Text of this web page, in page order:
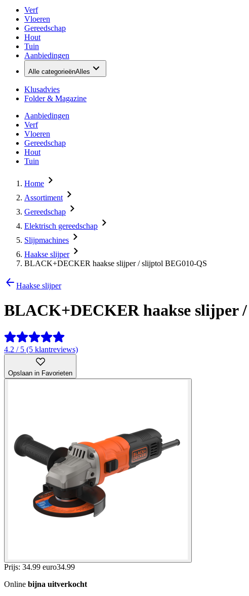
Verf
Vloeren
Gereedschap
Hout
Tuin
Aanbiedingen
Alle categorieënAlles
Klusadvies
Folder & Magazine
Aanbiedingen
Verf
Vloeren
Gereedschap
Hout
Tuin
Home
Assortiment
Gereedschap
Elektrisch gereedschap
Slijpmachines
Haakse slijper
BLACK+DECKER haakse slijper / slijptol BEG010-QS
Haakse slijper
BLACK+DECKER haakse slijper
4.2 / 5 (5 klantreviews)
Opslaan in Favorieten
Prijs: 34.99 euro34.99
Online bijna uitverkocht